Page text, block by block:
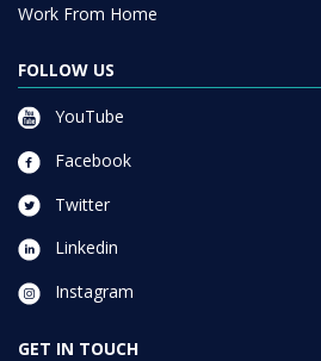
Work From Home
FOLLOW US
YouTube
Facebook
Twitter
Linkedin
Instagram
GET IN TOUCH